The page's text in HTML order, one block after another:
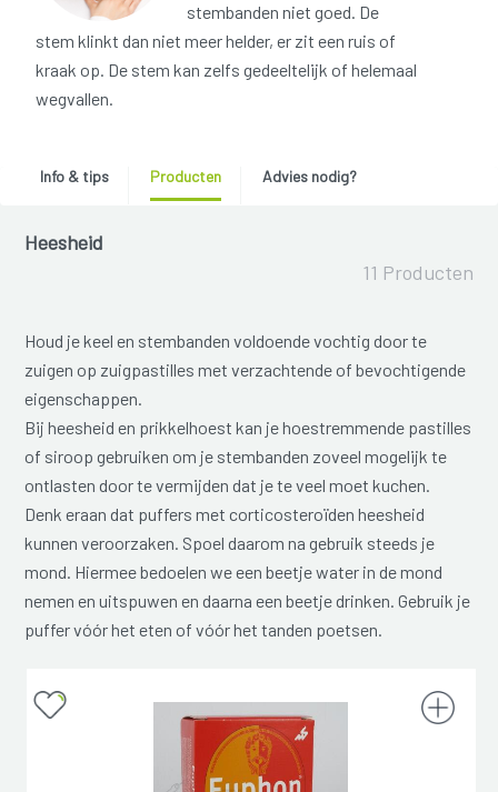
stembanden niet goed. De
stem klinkt dan niet meer helder, er zit een ruis of
kraak op. De stem kan zelfs gedeeltelijk of helemaal
wegvallen.
Info & tips Producten Advies nodig?
Heesheid
11 Producten
Houd je keel en stembanden voldoende vochtig door te
zuigen op zuigpastilles met verzachtende of bevochtigende
eigenschappen.
Bij heesheid en prikkelhoest kan je hoestremmende pastilles
of siroop gebruiken om je stembanden zoveel mogelijk te
ontlasten door te vermijden dat je te veel moet kuchen.
Denk eraan dat puffers met corticosteroïden heesheid
kunnen veroorzaken. Spoel daarom na gebruik steeds je
mond. Hiermee bedoelen we een beetje water in de mond
nemen en uitspuwen en daarna een beetje drinken. Gebruik je
puffer vóór het eten of vóór het tanden poetsen.